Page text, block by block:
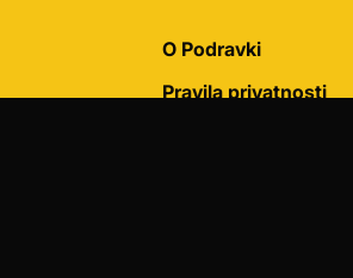
O Podravki
Pravila privatnosti